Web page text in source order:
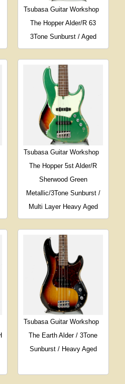
Tsubasa Guitar Workshop
The Hopper Alder/R 63
3Tone Sunburst / Aged
Tsubasa Guitar Workshop
The Hopper 5st Alder/R
Sherwood Green
Metallic/3Tone Sunburst /
Multi Layer Heavy Aged
Tsubasa Guitar Workshop
The Earth Alder / 3Tone
Sunburst / Heavy Aged